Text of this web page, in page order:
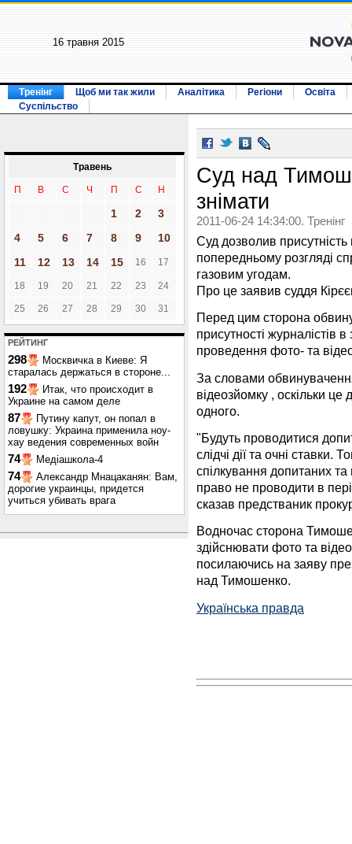
16 травня 2015
Тренінг Щоб ми так жили Аналітика Регіони
Освіта
Суспільство
Травень
П В С Ч П С Н
1 2
3
4
5 6 7 8 9
10
11
12 13 14 15 16 17
18 19 20 21 22 23 24
25 26 27 28 29 30 31
РЕЙТИНГ
298
Москвичка в Киеве: Я
старалась держаться в стороне...
192
Итак, что происходит в
Украине на самом деле
87
Путину капут, он попал в
ловушку: Украина применила ноу-
хау ведения современных войн
74 Медіашкола-4
74
Александр Мнацаканян: Вам,
дорогие украинцы, придется
учиться убивать врага
Суд над
знімати
2011-06-24 14:34:00. Тренінг
Суд дозволив
попередньому розгляді
газовим угодам.
Про це заявив суддя
Перед цим сторона
присутності журналістів
проведення фото- та
За словами
відеозйомку , оскільки це
одного.
"Будуть проводитися
слідчі дії та очні
спілкування допитаних
право не проводити в
сказав предстваник
Водночас сторона
здійснювати фото та
посилаючись на заяву
над Тимошенко.
Українська правда